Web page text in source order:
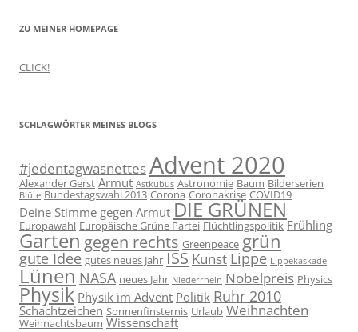
ZU MEINER HOMEPAGE
CLICK!
SCHLAGWÖRTER MEINES BLOGS
#jedentagwasnettesAdvent 2020
Alexander Gerst Armut Astkubus Astronomie Baum Bilderserien
Blüte Bundestagswahl 2013 Corona Coronakrise COVID19
Deine Stimme gegen Armut DIE GRÜNEN
Europawahl Europäische Grüne Partei Flüchtlingspolitik Frühling
Garten gegen rechts Greenpeace grün
gute Idee gutes neues Jahr ISS Kunst Lippe Lippekaskade
Lünen NASA neues Jahr Niederrhein Nobelpreis Physics
Physik Physik im Advent Politik Ruhr 2010
Schachtzeichen Sonnenfinsternis Urlaub Weihnachten
Weihnachtsbaum Wissenschaft